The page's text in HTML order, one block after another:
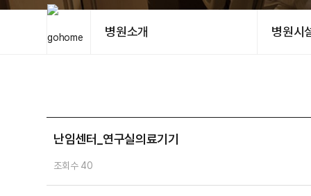
병원소개 병원시
난임센터_연구실의료기기
조회수 40